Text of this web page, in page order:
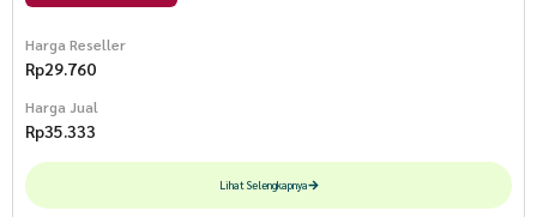
Harga Reseller
Rp29.760
Harga Jual
Rp35.333
Lihat Selengkapnya